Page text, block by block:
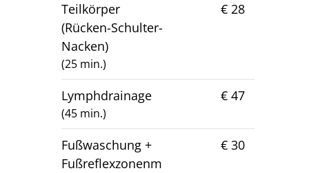
Teilkörper
(Rücken-Schulter-
Nacken)
€ 28
(25 min.)
Lymphdrainage € 47
(45 min.)
Fußwaschung +
Fußreflexzonenm
€ 30